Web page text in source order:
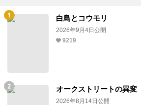
白鳥とコウモリ
2026年9月4日公開
9219
オークストリートの異変
2026年8月14日公開